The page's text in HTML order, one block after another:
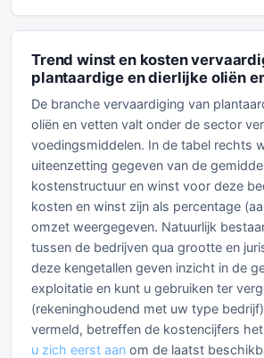
Trend winst en kosten
plantaardige en dierlijke oliën
De branche vervaardiging van
oliën en vetten valt onder de sector
voedingsmiddelen. In de tabel rechts
uiteenzetting gegeven van de
kostenstructuur en winst voor deze
kosten en winst zijn als percentage
omzet weergegeven. Natuurlijk
tussen de bedrijven qua grootte en
deze kengetallen geven inzicht in de
exploitatie en kunt u gebruiken ter
(rekeninghoudend met uw type
vermeld, betreffen de kostencijfers
u zich eerst aan om de laatst